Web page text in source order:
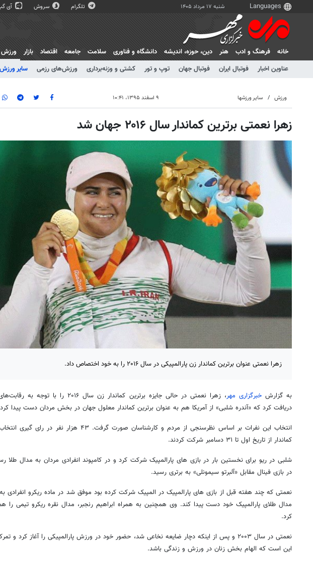
شنبه ۱۷ مرداد ۱۴۰۵ تلگرام سروش آی
خانه فرهنگ و ادب هنر دين، حوزه، انديشه دانشگاه و فناوری سلامت جامعه اقتصاد بازار
ورزش
عناوین اخبار
فوتبال ایران فوتبال جهان توپ و تور کشتی و وزنه‌برداری ورزش‌های رزمی سایر
ورزش سایر ورزشها ۹ اسفند ۱۳۹۵، ۱۰:۴۱
زهرا نعمتی برترین کماندار سال ۲۰۱۶ جهان شد
زهرا نعمتی عنوان برترین کماندار زن پارالمپیکی در سال ۲۰۱۶ را به خود اختصاص داد.
به گزارشخبرگزاری مهر
، زهرا نعمتی در حالی جایزه برترین کماندار زن سال ۲۰۱۶ را با
دریافت کرد که «آندره شلبی» از آمریکا هم به عنوان برترین کماندار معلول جهان در بخش مردان دست پیدا
انتخاب این نفرات بر اساس نظرسنجی از مردم و کارشناسان صورت گرفت. ۴۳ هزار نفر در
کماندار از تاریخ اول تا ۳۱ دسامبر شرکت کردند.
شلبی در ریو برای نخستین بار در بازی های پارالمپیک شرکت کرد و در کامپوند انفرادی مردان به مدال طلا
در بازی فینال مقابل «آلبرتو سیمونلی» به برتری رسید.
نعمتی که چند هفته قبل از بازی های پارالمپیک در المپیک شرکت کرده بود موفق شد در ماده ریکرو انفرادی
مدال طلای پارالمپیک خود دست پیدا کند. وی همچنین به همراه ابراهیم رنجبر، مدال نقره ریکرو تیمی
کرد.
نعمتی در سال ۲۰۰۳ و پس از اینکه دچار ضایعه نخاعی شد، حضور خود در ورزش پارالمپیکی را آغاز کرد و
این است که الهام بخش زنان در ورزش و زندگی باشد.